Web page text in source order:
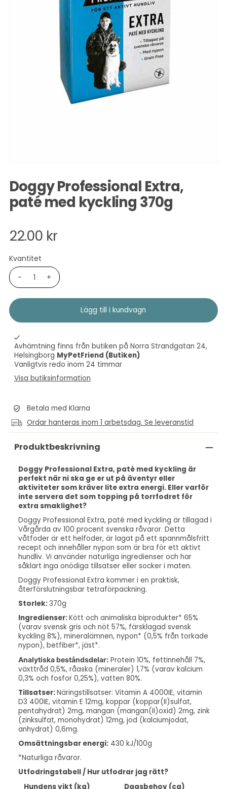
Doggy Professional Extra,
paté med kyckling 370g
22.00 kr
Kvantitet
-
+
Avhämtning finns från butiken på Norra Strandgatan 24,
Helsingborg MyPetFriend (Butiken)
Vanligtvis redo inom 24 timmar
Visa butiksinformation
Betala med Klarna
Ordar hanteras inom 1 arbetsdag. Se leveranstid
Produktbeskrivning
Doggy Professional Extra, paté med kyckling är
perfekt när ni ska ge er ut på äventyr eller
aktiviteter som kräver lite extra energi. Eller varför
inte servera det som topping på torrfodret för
extra smaklighet?
Doggy Professional Extra, paté med kyckling är tillagad i
Vårgårda av 100 procent svenska råvaror. Detta
våtfoder är ett helfoder, är lagat på ett spannmålsfritt
recept och innehåller nypon som är bra för ett aktivt
hundliv. Vi använder naturliga ingredienser och har
såklart inga onödiga tillsatser eller socker i maten.
Doggy Professional Extra kommer i en praktisk,
återförslutningsbar tetraförpackning.
Storlek:370g
Ingredienser:Kött och animaliska biprodukter* 65%
(varav svensk gris och nöt 57%, färsklagad svensk
kyckling 8%), mineralämnen, nypon* (0,5% från torkade
nypon), betfiber*, jäst*.
Analytiska beståndsdelar:Protein 10%, fettinnehåll 7%,
växttråd 0,5%, råaska (mineraler) 1,7% (varav kalcium
0,3% och fosfor 0,25%), vatten 80%.
Tillsatser:Näringstillsatser: Vitamin A 4000IE, vitamin
D3 400IE, vitamin E 12mg, koppar (koppar(II)sulfat,
pentahydrat) 2mg, mangan (mangan(II)oxid) 2mg, zink
(zinksulfat, monohydrat) 12mg, jod (kalciumjodat,
anhydrat) 0,6mg.
Omsättningsbar energi:430 kJ/100g
*Naturliga råvaror.
Utfodringstabell / Hur utfodrar jag rätt?
Hundens vikt (kg)
Dagsbehov (ca)